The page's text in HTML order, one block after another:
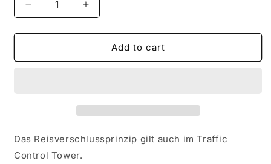
Decrease
quantity
for
Zipper
Increase
quantity
for
Traffic
Zipper
Add to cart
Das Reisverschlussprinzip gilt auch im Traffic
Control Tower.